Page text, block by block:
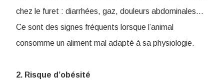
chez le furet : diarrhées, gaz, douleurs abdominales…
Ce sont des signes fréquents lorsque l’animal
consomme un aliment mal adapté à sa physiologie.
2. Risque d’obésité